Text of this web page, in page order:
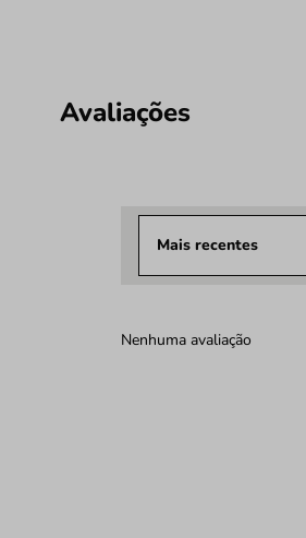
Avaliações
Mais recentes
Nenhuma avaliação